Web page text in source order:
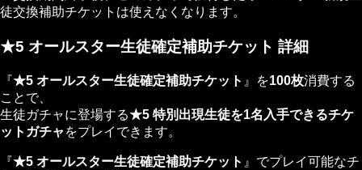
徒交換補助チケットは使えなくなります。
★5 オールスター生徒確定補助チケット 詳細
『★5 オールスター生徒確定補助チケット 』を100枚消費する
ことで、
生徒ガチャに登場する★5 特別出現生徒を1名入手できるチケ
ットガチャ をプレイできます。
『★5 オールスター生徒確定補助チケット 』でプレイ可能なチ